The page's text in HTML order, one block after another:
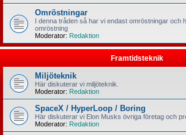
Omröstningar
I denna tråden så har vi endast omröstningar och
omröstning
Moderator: Redaktion
Framtidsteknik
Miljöteknik
Här diskuterar vi miljöteknik.
Moderator: Redaktion
SpaceX / HyperLoop / Boring
Här diskuterar vi Elon Musks övriga företag och
Moderator: Redaktion